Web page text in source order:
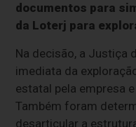
documentos para
da Loterj para
Na decisão, a Justiça
imediata da
estatal pela empresa
Também foram
desarticular a